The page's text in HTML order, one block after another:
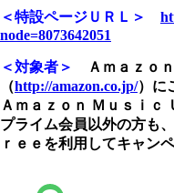
＜特設ページＵＲＬ＞
node=8073642051
＜対象者＞
Ａｍａｚｏ
（http://amazon.co.jp/）に
Ａｍａｚｏｎ Ｍｕｓｉｃ
プライム会員以外の方も
ｒｅｅを利用してキャン